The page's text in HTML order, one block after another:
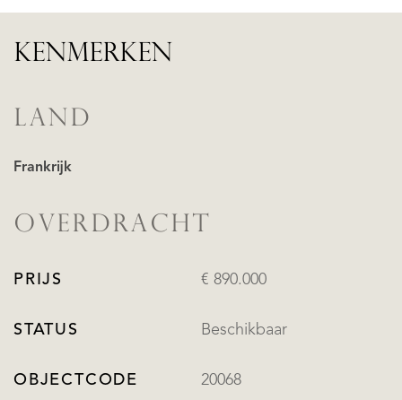
KENMERKEN
LAND
Frankrijk
OVERDRACHT
PRIJS € 890.000
STATUS Beschikbaar
OBJECTCODE 20068